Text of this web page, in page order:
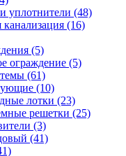
уплотнители (48)
(16)
(5)
ограждение (5)
(61)
(10)
лотки (23)
решетки (25)
(3)
(41)